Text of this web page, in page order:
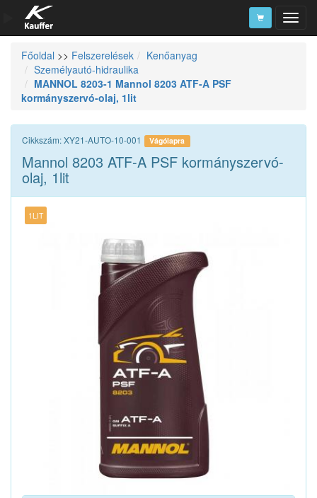
Szerszámkatalógus
Kosár
Főoldal >> Felszerelések
Kenőanyag
Személyautó-hidraulika
MANNOL 8203-1 Mannol 8203 ATF-A PSF
kormányszervó-olaj, 1lit
Cikkszám: XY21-AUTO-10-001 Vágólapra
Mannol 8203 ATF-A PSF kormányszervó-
olaj, 1lit
1LIT